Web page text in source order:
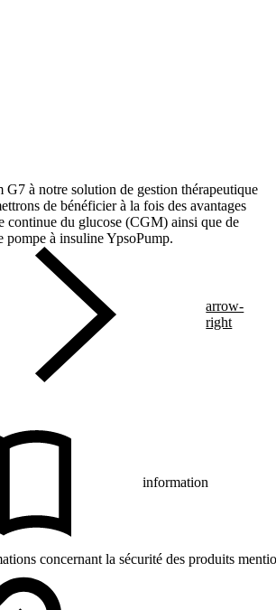
à notre solution de gestion thérapeutique
de bénéficier à la fois des avantages
continue du glucose (CGM) ainsi que de
pompe à insuline YpsoPump.
arrow-
right
information
concernant la sécurité des produits